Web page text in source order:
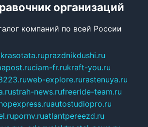
организаций
компаний по всей России
krasotata.ruprazdnikdushi.ru
ciam-fr.rukraft-you.ru
web-explore.rurastenuya.ru
strah-news.rufreeride-team.ru
autostudiopro.ru
pornv.ruatlantpereezd.ru